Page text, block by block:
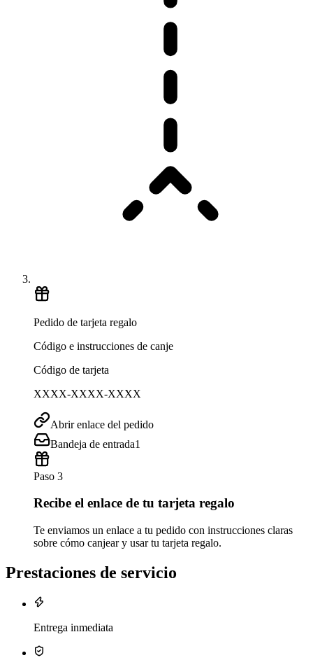
Pedido de tarjeta regalo
Código e instrucciones de canje
Código de tarjeta
XXXX-XXXX-XXXX
Abrir enlace del pedido
Bandeja de entrada1
Paso 3
Recibe el enlace de tu tarjeta regalo
Te enviamos un enlace a tu pedido con instrucciones claras
sobre cómo canjear y usar tu tarjeta regalo.
Prestaciones de servicio
Entrega inmediata